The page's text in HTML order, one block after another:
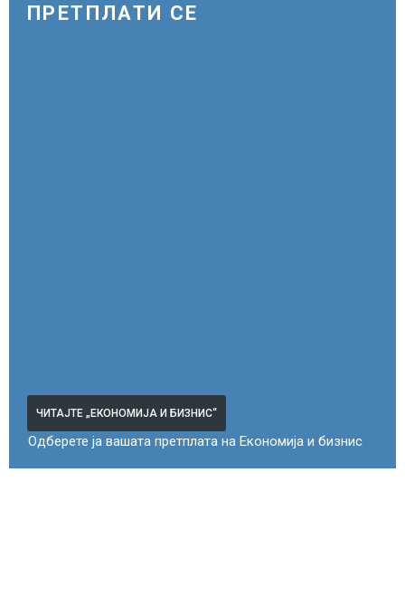
ПРЕТПЛАТИ СЕ
ЧИТАЈТЕ „ЕКОНОМИЈА И БИЗНИС“
Одберете ја вашата претплата на Економија и бизнис